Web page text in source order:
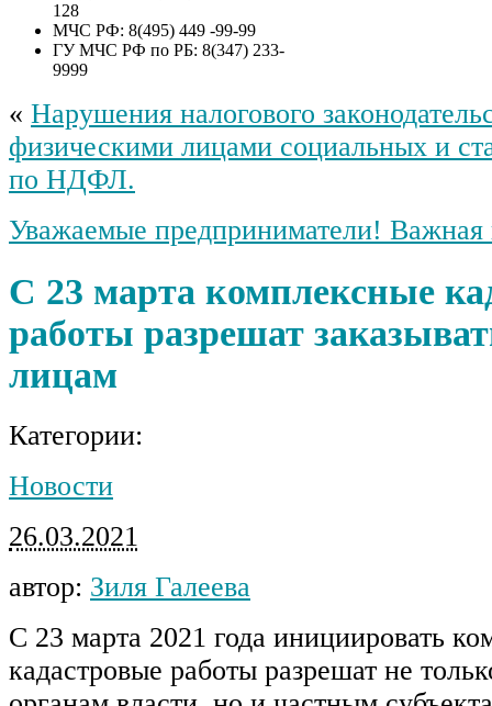
128
МЧС РФ: 8(495) 449 -99-99
ГУ МЧС РФ по РБ: 8(347) 233-
9999
« Нарушения налогового
физическими лицами социальных и
по НДФЛ.
Уважаемые предприниматели!
С 23 марта комплексные
работы разрешат
лицам
Категории:
Новости
26.03.2021
автор: Зиля Галеева
С 23 марта 2021 года инициировать
кадастровые работы разрешат не